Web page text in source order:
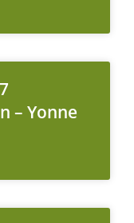
– Yonne